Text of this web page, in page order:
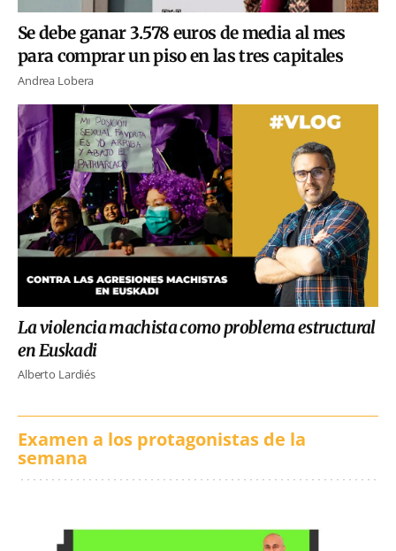
Se debe ganar 3.578 euros de media al mes
para comprar un piso en las tres capitales
Andrea Lobera
La violencia machista como problema estructural
en Euskadi
Alberto Lardiés
Examen a los protagonistas de la
semana